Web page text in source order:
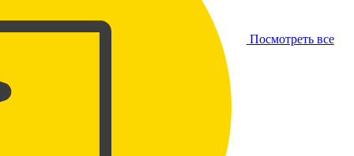
Посмотреть все